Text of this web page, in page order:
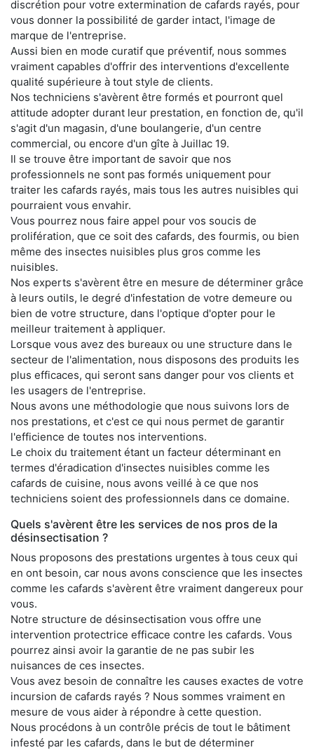
discrétion pour votre extermination de cafards rayés, pour
vous donner la possibilité de garder intact, l'image de
marque de l'entreprise.
Aussi bien en mode curatif que préventif, nous sommes
vraiment capables d'offrir des interventions d'excellente
qualité supérieure à tout style de clients.
Nos techniciens s'avèrent être formés et pourront quel
attitude adopter durant leur prestation, en fonction de, qu'il
s'agit d'un magasin, d'une boulangerie, d'un centre
commercial, ou encore d'un gîte à Juillac 19.
Il se trouve être important de savoir que nos
professionnels ne sont pas formés uniquement pour
traiter les cafards rayés, mais tous les autres nuisibles qui
pourraient vous envahir.
Vous pourrez nous faire appel pour vos soucis de
prolifération, que ce soit des cafards, des fourmis, ou bien
même des insectes nuisibles plus gros comme les
nuisibles.
Nos experts s'avèrent être en mesure de déterminer grâce
à leurs outils, le degré d'infestation de votre demeure ou
bien de votre structure, dans l'optique d'opter pour le
meilleur traitement à appliquer.
Lorsque vous avez des bureaux ou une structure dans le
secteur de l'alimentation, nous disposons des produits les
plus efficaces, qui seront sans danger pour vos clients et
les usagers de l'entreprise.
Nous avons une méthodologie que nous suivons lors de
nos prestations, et c'est ce qui nous permet de garantir
l'efficience de toutes nos interventions.
Le choix du traitement étant un facteur déterminant en
termes d'éradication d'insectes nuisibles comme les
cafards de cuisine, nous avons veillé à ce que nos
techniciens soient des professionnels dans ce domaine.
Quels s'avèrent être les services de nos pros de la
désinsectisation ?
Nous proposons des prestations urgentes à tous ceux qui
en ont besoin, car nous avons conscience que les insectes
comme les cafards s'avèrent être vraiment dangereux pour
vous.
Notre structure de désinsectisation vous offre une
intervention protectrice efficace contre les cafards. Vous
pourrez ainsi avoir la garantie de ne pas subir les
nuisances de ces insectes.
Vous avez besoin de connaître les causes exactes de votre
incursion de cafards rayés ? Nous sommes vraiment en
mesure de vous aider à répondre à cette question.
Nous procédons à un contrôle précis de tout le bâtiment
infesté par les cafards, dans le but de déterminer